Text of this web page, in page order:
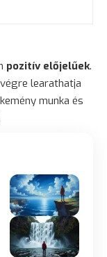
pozitív előjelűek.
learathatja
munka és